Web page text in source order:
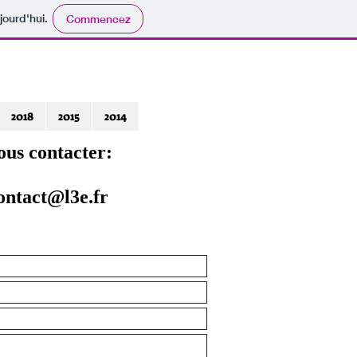
Commencez
2018 2015 2014
contacter: